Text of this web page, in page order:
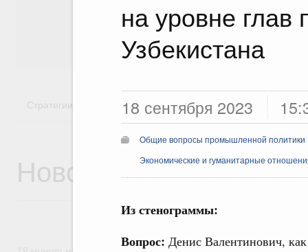
на уровне глав
Узбекистана
18 сентября 2023
Общие вопросы промышленной политики
Экономические и гуманитарные
Из стенограммы:
Вопрос: Денис Валентинович,
Культура
Государство
Стратегии Государственные программы
Новости